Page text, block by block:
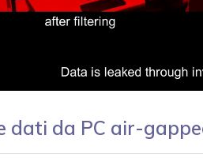
dati da PC air-